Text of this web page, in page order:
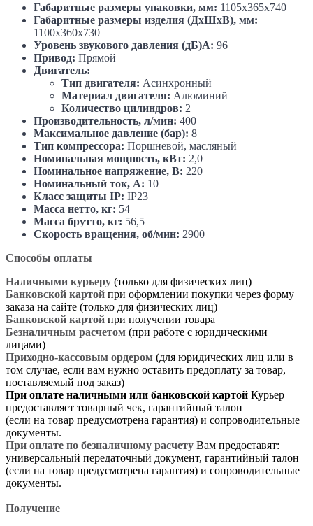
Габаритные размеры упаковки, мм: 1105х365х740
Габаритные размеры изделия (ДхШхВ), мм:
1100х360х730
Уровень звукового давления (дБ)А: 96
Привод: Прямой
Двигатель:
Тип двигателя: Асинхронный
Материал двигателя: Алюминий
Количество цилиндров: 2
Производительность, л/мин: 400
Максимальное давление (бар): 8
Тип компрессора: Поршневой, масляный
Номинальная мощность, кВт: 2,0
Номинальное напряжение, В: 220
Номинальный ток, А: 10
Класс защиты IP: IP23
Масса нетто, кг: 54
Масса брутто, кг: 56,5
Скорость вращения, об/мин: 2900
Способы оплаты
Наличными курьеру (только для физических лиц)
Банковской картой при оформлении покупки через форму
заказа на сайте (только для физических лиц)
Банковской картой при получении товара
Безналичным расчетом (при работе с юридическими
лицами)
Приходно-кассовым ордером (для юридических лиц или в
том случае, если вам нужно оставить предоплату за товар,
поставляемый под заказ)
При оплате наличными или банковской картой Курьер
предоставляет товарный чек, гарантийный талон
(если на товар предусмотрена гарантия) и сопроводительные
документы.
При оплате по безналичному расчету Вам предоставят:
универсальный передаточный документ, гарантийный талон
(если на товар предусмотрена гарантия) и сопроводительные
документы.
Получение